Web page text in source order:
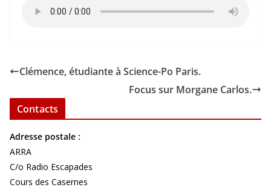
Clémence, étudiante à Science-Po Paris.
Focus sur Morgane Carlos.
Contacts
Adresse postale :
ARRA
C/o Radio Escapades
Cours des Casernes